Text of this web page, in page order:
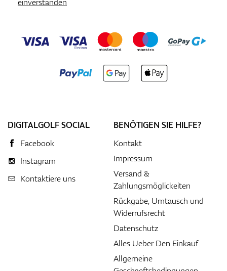
DIGITALGOLF SOCIAL
Facebook
Instagram
Kontaktiere uns
BENÖTIGEN SIE HILFE?
Kontakt
Impressum
Versand &
Zahlungsmöglickeiten
Rückgabe, Umtausch und
Widerrufsrecht
Datenschutz
Alles Ueber Den Einkauf
Allgemeine